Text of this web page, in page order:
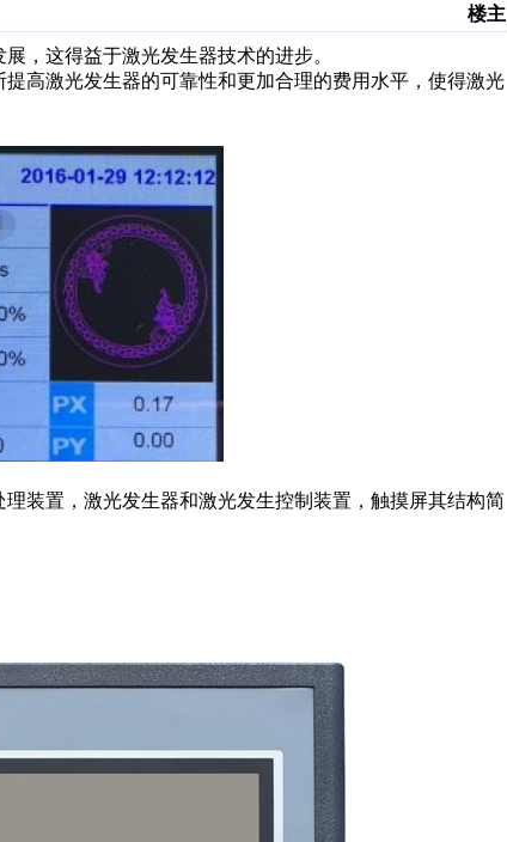
楼主
，这得益于激光发生器技术的进步。
高激光发生器的可靠性和更加合理的费用水平，使得激光
装置，激光发生器和激光发生控制装置，触摸屏其结构简